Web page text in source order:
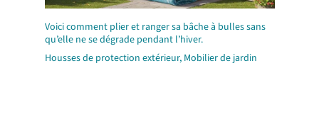
Voici comment plier et ranger sa bâche à bulles sans
qu’elle ne se dégrade pendant l’hiver.
Housses de protection extérieur, Mobilier de jardin